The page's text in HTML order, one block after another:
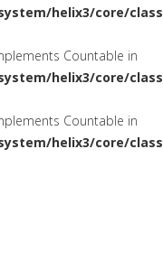
helix3/core/
Countable in
helix3/core/
Countable in
helix3/core/